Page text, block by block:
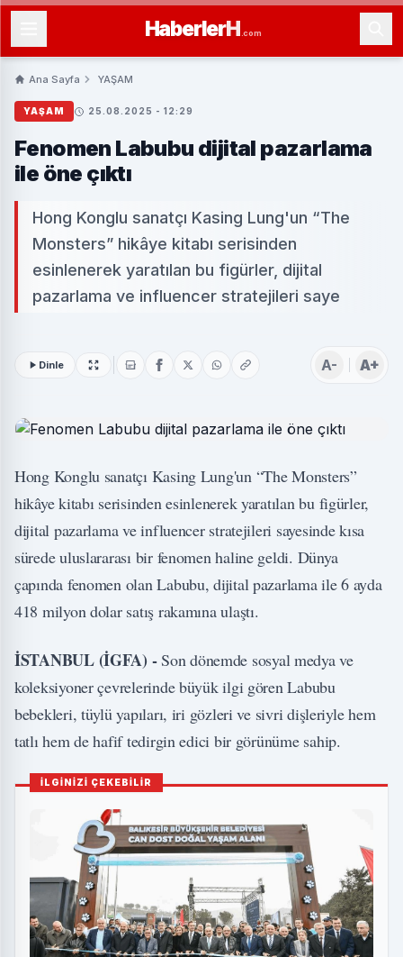
HaberlerH .com
Ana Sayfa YAŞAM
YAŞAM 25.08.2025 - 12:29
Fenomen Labubu dijital pazarlama
ile öne çıktı
Hong Konglu sanatçı Kasing Lung'un “The
Monsters” hikâye kitabı serisinden
esinlenerek yaratılan bu figürler, dijital
pazarlama ve influencer stratejileri saye
Dinle A- A+
Hong Konglu sanatçı Kasing Lung'un “The Monsters”
hikâye kitabı serisinden esinlenerek yaratılan bu figürler,
dijital pazarlama ve influencer stratejileri sayesinde kısa
sürede uluslararası bir fenomen haline geldi. Dünya
çapında fenomen olan Labubu, dijital pazarlama ile 6 ayda
418 milyon dolar satış rakamına ulaştı.
İSTANBUL (İGFA) -Son dönemde sosyal medya ve
koleksiyoner çevrelerinde büyük ilgi gören Labubu
bebekleri, tüylü yapıları, iri gözleri ve sivri dişleriyle hem
tatlı hem de hafif tedirgin edici bir görünüme sahip.
İLGİNİZİ ÇEKEBİLİR